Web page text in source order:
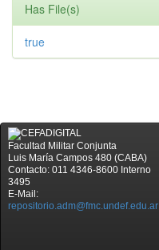
Has File(s)
true
Facultad Militar Conjunta
Luis María Campos 480 (CABA)
Contacto: 011 4346-8600 Interno
3495
E-Mail:
repositorio.adm@fmc.undef.edu.ar